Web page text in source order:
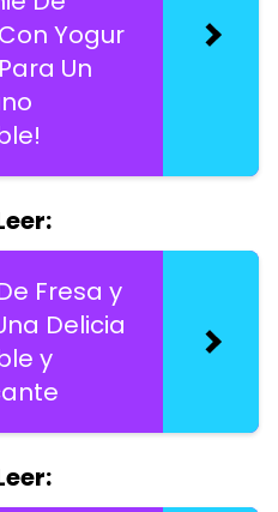
Yogur
Un
Fresa y
Delicia
y